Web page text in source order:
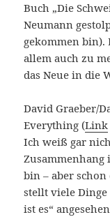
Buch „Die
Neumann
gekommen bin).
allem auch zu
das Neue in die
David Graeber/
Everything (Link
Ich weiß gar
Zusammenhang
bin – aber
stellt viele Dinge
ist es“